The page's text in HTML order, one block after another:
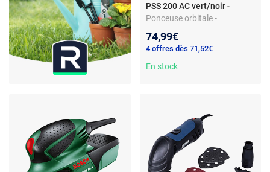
PSS 200 AC vert/noir -
Ponceuse orbitale -
Dimensions papier 93 x 230
mm
74,99€
4 offres dès 71,52€
En stock